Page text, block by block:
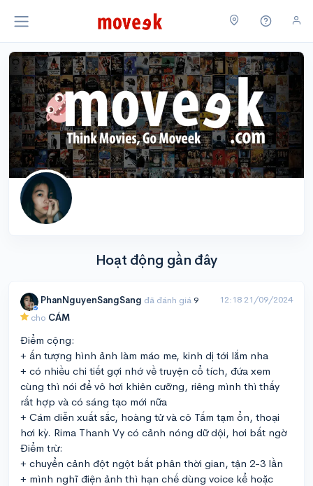
Hoạt động gần đây
PhanNguyenSangSang đã đánh giá 9
cho CÁM
12:18 21/09/2024
Điểm cộng:
+ ấn tượng hình ảnh làm máo me, kinh dị tới lắm nha
+ có nhiều chi tiết gợi nhớ về truyện cổ tích, đứa xem
cùng thì nói để vô hơi khiên cưỡng, riêng mình thì thấy
rất hợp và có sáng tạo mới nữa
+ Cám diễn xuất sắc, hoàng tử và cô Tấm tạm ổn, thoại
hơi kỳ. Rima Thanh Vy có cảnh nóng dữ dội, hơi bất ngờ
Điểm trừ:
+ chuyển cảnh đột ngột bất phân thời gian, tận 2-3 lần
+ mình nghĩ điện ảnh thì hạn chế dùng voice kể hoặc